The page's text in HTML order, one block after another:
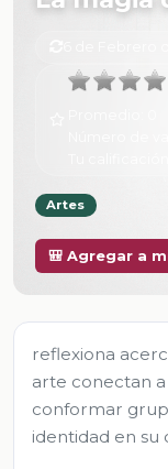
6 de Febrero
Número de
Artes
🎒 Agregar a
reflexiona
arte conectan
conformar
identidad en su